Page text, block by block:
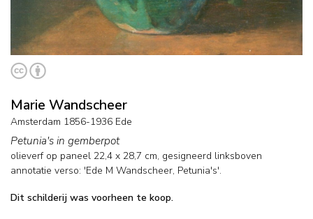
Marie Wandscheer
Amsterdam 1856-1936 Ede
Petunia's in gemberpot
olieverf op paneel 22,4 x 28,7 cm, gesigneerd linksboven
annotatie verso: 'Ede M Wandscheer, Petunia's'.
Dit schilderij was voorheen te koop.